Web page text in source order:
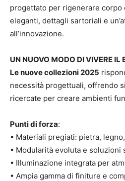
progettato per rigenerare corpo
eleganti, dettagli sartoriali e
all’innovazione.
UN NUOVO MODO DI VIVERE IL
Le nuove collezioni 2025
necessità progettuali, offrendo
ricercate per creare ambienti
Punti di forza:
• Materiali pregiati: pietra,
• Modularità evoluta e soluzioni
• Illuminazione integrata per
• Ampia gamma di finiture e